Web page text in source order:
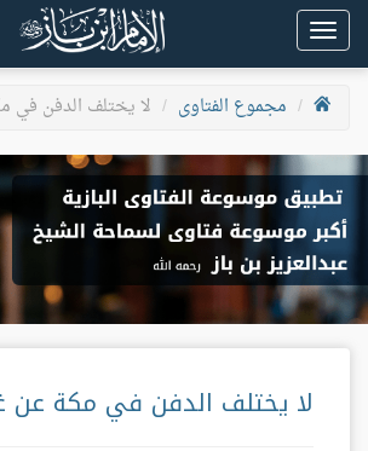
Toggle
navigation
مجموع الفتاوى
لا يختلف الدفن في
لا يختلف الدفن في مكة عن